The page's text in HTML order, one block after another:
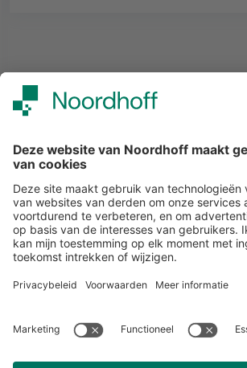
START
Meer over Noordhoff
Volg ons